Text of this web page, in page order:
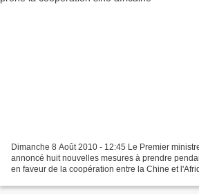
Dimanche 8 Août 2010 - 12:45 Le Premier
annoncé huit nouvelles mesures à prendre
en faveur de la coopération entre la Chine et